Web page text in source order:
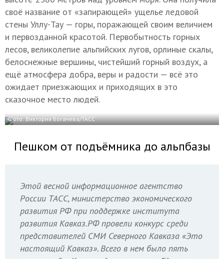
своё название от «запирающей» ущелье ледовой
стены Уллу-Тау — горы, поражающей своим величием
и первозданной красотой. Первобытность горных
лесов, великолепие альпийских лугов, орлиные скалы,
белоснежные вершины, чистейший горный воздух, а
ещё атмосфера добра, веры и радости — всё это
ожидает приезжающих и приходящих в это
сказочное место людей.
Фото: Виктория Богачева/ТАСС
Пешком от подъёмника до альпбазы
Этой весной информационное агентство
России ТАСС, министерство экономического
развития РФ при поддержке института
развития Кавказ.РФ провели конкурс среди
представителей СМИ Северного Кавказа «Это
настоящий Кавказ». Всего в нем было пять